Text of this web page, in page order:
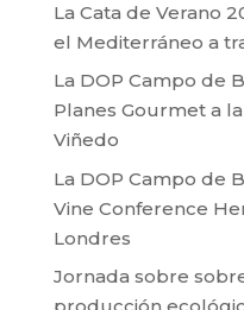
La Cata de Verano
el Mediterráneo a
La DOP Campo de
Planes Gourmet a
Viñedo
La DOP Campo de
Vine Conference
Londres
Jornada sobre